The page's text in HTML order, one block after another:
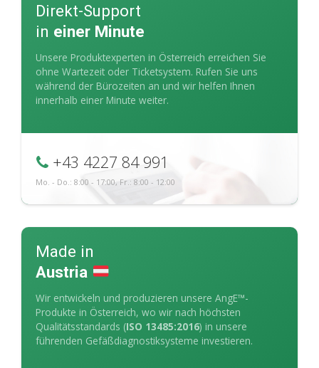
Direkt-Support
in einer Minute
Unsere Produktexperten in Österreich erreichen Sie
ohne Wartezeit oder Ticketsystem. Rufen Sie uns
während der Bürozeiten an und wir helfen Ihnen
innerhalb einer Minute weiter.
+43 4227 84 991
Mo. - Do.: 8:00 - 17:00, Fr.: 8:00 - 12:00
Made in
Austria
Wir entwickeln und produzieren unsere AngE™-
Produkte in Österreich, wo wir nach höchsten
Qualitätsstandards (ISO 13485:2016) in unsere
führenden Gefäßdiagnostiksysteme investieren.